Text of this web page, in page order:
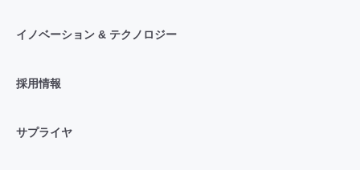
イノベーション & テクノロジー
採用情報
サプライヤ